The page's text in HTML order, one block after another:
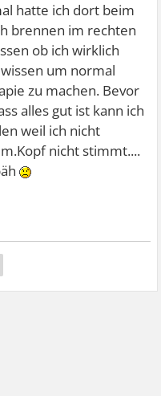
hatte ich dort beim
brennen im rechten
ob ich wirklich
um normal
zu machen. Bevor
alles gut ist kann ich
weil ich nicht
nicht stimmt....